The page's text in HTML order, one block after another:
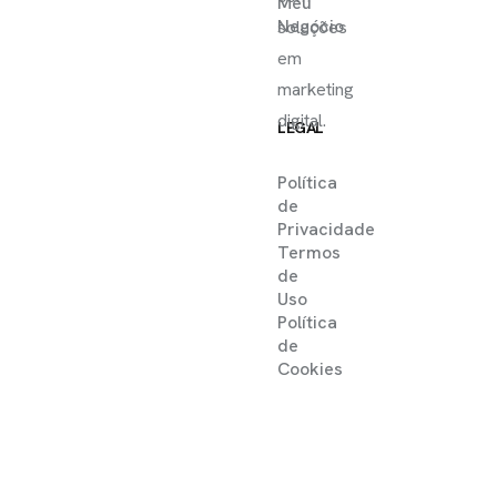
Negócio
LEGAL
Política
de
Privacidade
Termos
de
Uso
Política
de
Cookies
soluções
em
marketing
digital.